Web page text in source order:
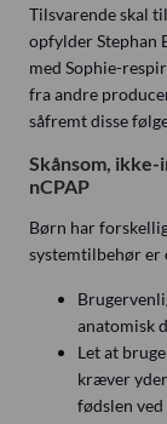
Tilsvarende skal
opfylder Stephan
med Sophie-
fra andre
såfremt disse
Skånsom,
nCPAP
Børn har
systemtilbehør er
anatomisk
Let at
kræver
fødslen